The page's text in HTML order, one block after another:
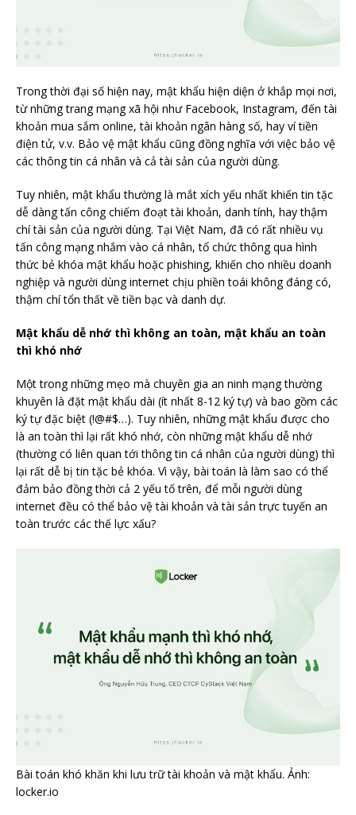
Trong thời đại số hiện nay, mật khẩu hiện diện ở khắp mọi nơi,
từ những trang mạng xã hội như Facebook, Instagram, đến tài
khoản mua sắm online, tài khoản ngân hàng số, hay ví tiền
điện tử, v.v. Bảo vệ mật khẩu cũng đồng nghĩa với việc bảo vệ
các thông tin cá nhân và cả tài sản của người dùng.
Tuy nhiên, mật khẩu thường là mắt xích yếu nhất khiến tin tặc
dễ dàng tấn công chiếm đoạt tài khoản, danh tính, hay thậm
chí tài sản của người dùng. Tại Việt Nam, đã có rất nhiều vụ
tấn công mạng nhắm vào cá nhân, tổ chức thông qua hình
thức bẻ khóa mật khẩu hoặc phishing, khiến cho nhiều doanh
nghiệp và người dùng internet chịu phiền toái không đáng có,
thậm chí tổn thất về tiền bạc và danh dự.
Mật khẩu dễ nhớ thì không an toàn, mật khẩu an toàn
thì khó nhớ
Một trong những mẹo mà chuyên gia an ninh mạng thường
khuyên là đặt mật khẩu dài (ít nhất 8-12 ký tự) và bao gồm các
ký tự đặc biệt (!@#$…). Tuy nhiên, những mật khẩu được cho
là an toàn thì lại rất khó nhớ, còn những mật khẩu dễ nhớ
(thường có liên quan tới thông tin cá nhân của người dùng) thì
lại rất dễ bị tin tặc bẻ khóa. Vì vậy, bài toán là làm sao có thể
đảm bảo đồng thời cả 2 yếu tố trên, để mỗi người dùng
internet đều có thể bảo vệ tài khoản và tài sản trực tuyến an
toàn trước các thế lực xấu?
Bài toán khó khăn khi lưu trữ tài khoản và mật khẩu. Ảnh:
locker.io